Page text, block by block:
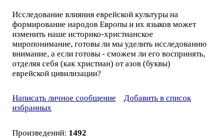
Исследование влияния еврейской культуры на
формирование народов Европы и их языков может
изменить наше историко-христианское
миропонимание, готовы ли мы уделить исследованию
внимание, а если готовы - сможем ли его воспринять,
отделяя себя (как христиан) от азов (буквы)
еврейской цивилизации?
Написать личное сообщение
Добавить в список
избранных
Произведений: 1492